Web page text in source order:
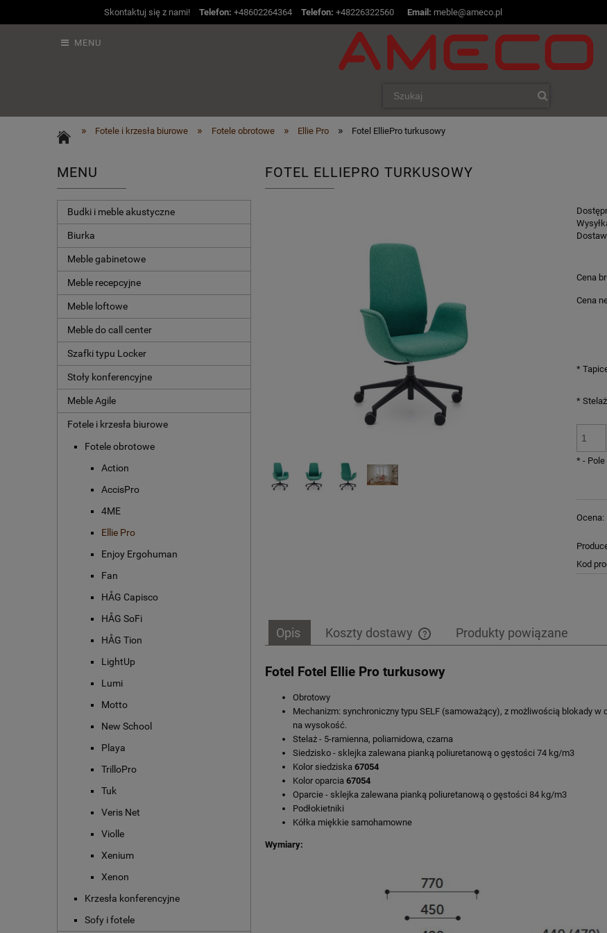
Skontaktuj się z nami! Telefon: +48602264364 Telefon: +48226322560 Email: meble@ameco.pl
MENU
» Fotele i krzesła biurowe » Fotele obrotowe » Ellie Pro » Fotel ElliePro turkusowy
MENU
Budki i meble akustyczne
Biurka
Meble gabinetowe
Meble recepcyjne
Meble loftowe
Meble do call center
Szafki typu Locker
Stoły konferencyjne
Meble Agile
Fotele i krzesła biurowe
Fotele obrotowe
Action
AccisPro
4ME
Ellie Pro
Enjoy Ergohuman
Fan
HÅG Capisco
HÅG SoFi
HÅG Tion
LightUp
Lumi
Motto
New School
Playa
TrilloPro
Tuk
Veris Net
Violle
Xenium
Xenon
Krzesła konferencyjne
Sofy i fotele
FOTEL ELLIEPRO TURKUSOWY
Cena
Cena
*
*
* -
Ocena:
Kod
Opis Koszty dostawy
Cena nie zawiera ewentualnych kosztów
Produkty powiązane
Fotel Fotel Ellie Pro turkusowy
Obrotowy
Mechanizm: synchroniczny typu SELF (samoważący), z możliwością blokady
na wysokość.
Stelaż - 5-ramienna, poliamidowa, czarna
Siedzisko - sklejka zalewana pianką poliuretanową o gęstości 74 kg/m3
Kolor siedziska 67054
Kolor oparcia 67054
Oparcie - sklejka zalewana pianką poliuretanową o gęstości 84 kg/m3
Podłokietniki
Kółka miękkie samohamowne
Wymiary: